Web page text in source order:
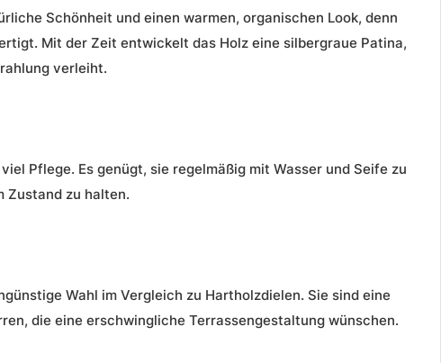
Schönheit und einen warmen, organischen Look, denn
Mit der Zeit entwickelt das Holz eine silbergraue Patina,
verleiht.
Pflege. Es genügt, sie regelmäßig mit Wasser und Seife zu
Zustand zu halten.
Wahl im Vergleich zu Hartholzdielen. Sie sind eine
die eine erschwingliche Terrassengestaltung wünschen.